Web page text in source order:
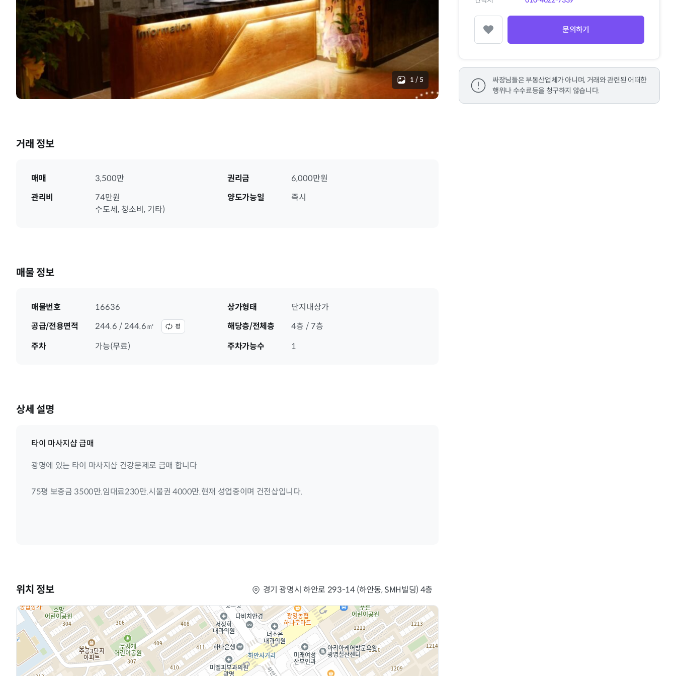
1 / 5
거래 정보
매매 3,500만 권리금
6,000만원
관리비
74만원
수도세, 청소비, 기타)
양도가능일 즉시
매물 정보
매물번호 16636 상가형태
단지내상가
공급/전용면적
244.6 / 244.6㎡ 평 해당층/전체층
4층 / 7층
주차
가능(무료) 주차가능수 1
상세 설명
타이 마사지샵 급매
광명에 있는 타이 마사지샵 건강문제로 급매 합니다
75평 보증금 3500만.임대료230만.시물권 4000만.현재 성업중이며 건전샵입니다.
위치 정보 경기 광명시 하안로 293-14 (하안동, SMH빌딩) 4층
찜하기 문의하기
싸장님들은 부동산업체가 아니며, 거래와 관련된 어떠한
행위나 수수료등을 청구하지 않습니다.